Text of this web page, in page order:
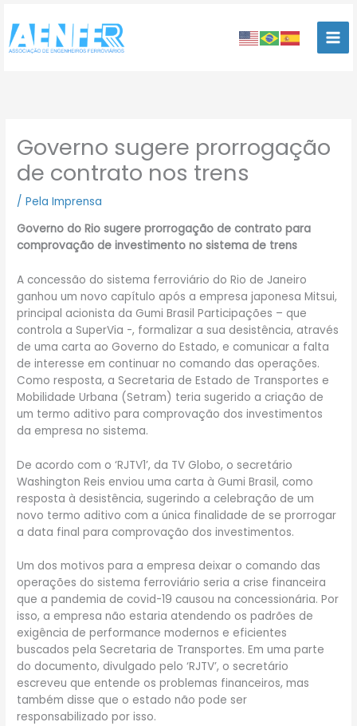
para
conteúdo
Governo sugere prorrogação
de contrato nos trens
/Pela Imprensa
Governo do Rio sugere prorrogação de contrato para
comprovação de investimento no sistema de trens
A concessão do sistema ferroviário do Rio de Janeiro
ganhou um novo capítulo após a empresa japonesa Mitsui,
principal acionista da Gumi Brasil Participações – que
controla a SuperVia -, formalizar a sua desistência, através
de uma carta ao Governo do Estado, e comunicar a falta
de interesse em continuar no comando das operações.
Como resposta, a Secretaria de Estado de Transportes e
Mobilidade Urbana (Setram) teria sugerido a criação de
um termo aditivo para comprovação dos investimentos
da empresa no sistema.
De acordo com o ‘RJTV1’, da TV Globo, o secretário
Washington Reis enviou uma carta à Gumi Brasil, como
resposta à desistência, sugerindo a celebração de um
novo termo aditivo com a única finalidade de se prorrogar
a data final para comprovação dos investimentos.
Um dos motivos para a empresa deixar o comando das
operações do sistema ferroviário seria a crise financeira
que a pandemia de covid-19 causou na concessionária. Por
isso, a empresa não estaria atendendo os padrões de
exigência de performance modernos e eficientes
buscados pela Secretaria de Transportes. Em uma parte
do documento, divulgado pelo ‘RJTV’, o secretário
escreveu que entende os problemas financeiros, mas
também disse que o estado não pode ser
responsabilizado por isso.